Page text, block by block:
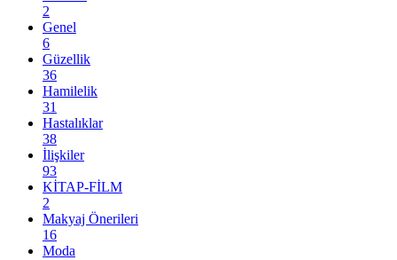
2
Genel
6
Güzellik
36
Hamilelik
31
Hastalıklar
38
İlişkiler
93
KİTAP-FİLM
2
Makyaj Önerileri
16
Moda